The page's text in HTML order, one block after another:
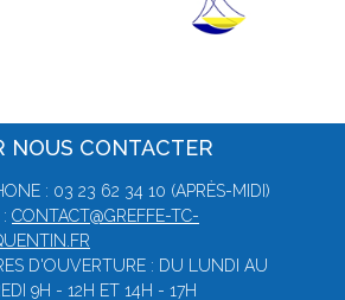
NOUS CONTACTER
: 03 23 62 34 10 (APRÈS-MIDI)
CONTACT@GREFFE-TC-
D'OUVERTURE : DU LUNDI AU
9H - 12H ET 14H - 17H